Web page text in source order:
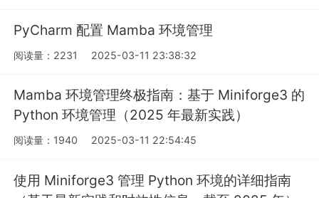
PyCharm 配置 Mamba 环境管理
阅读量：2231 2025-03-11 23:38:32
Mamba 环境管理终极指南：基于 Miniforge3 的
Python 环境管理（2025 年最新实践）
阅读量：1940 2025-03-11 22:54:45
使用 Miniforge3 管理 Python 环境的详细指南